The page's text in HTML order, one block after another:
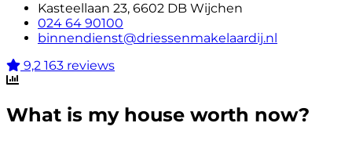
Kasteellaan 23, 6602 DB Wijchen
024 64 90100
binnendienst@driessenmakelaardij.nl
9,2 163 reviews
What is my house worth now?